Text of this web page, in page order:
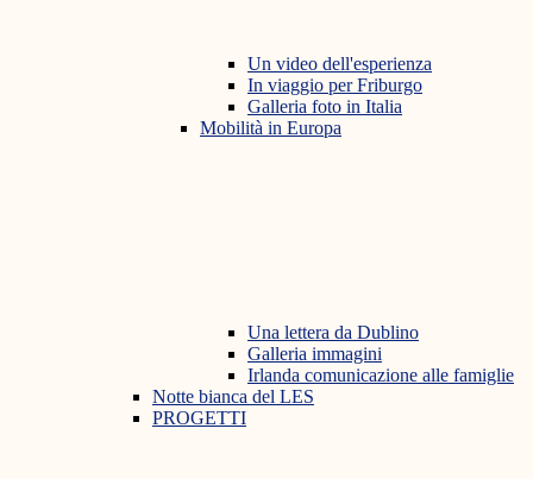
Un video dell'esperienza
In viaggio per Friburgo
Galleria foto in Italia
Mobilità in Europa
Una lettera da Dublino
Galleria immagini
Irlanda comunicazione alle famiglie
Notte bianca del LES
PROGETTI